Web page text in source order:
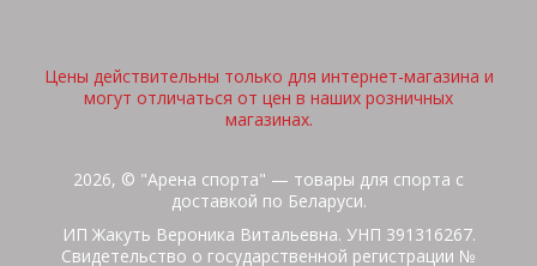
Цены действительны только для интернет-магазина и
могут отличаться от цен в наших розничных
магазинах.
2026, © "Арена спорта" — товары для спорта с
доставкой по Беларуси.
ИП Жакуть Вероника Витальевна. УНП 391316267.
Свидетельство о государственной регистрации №